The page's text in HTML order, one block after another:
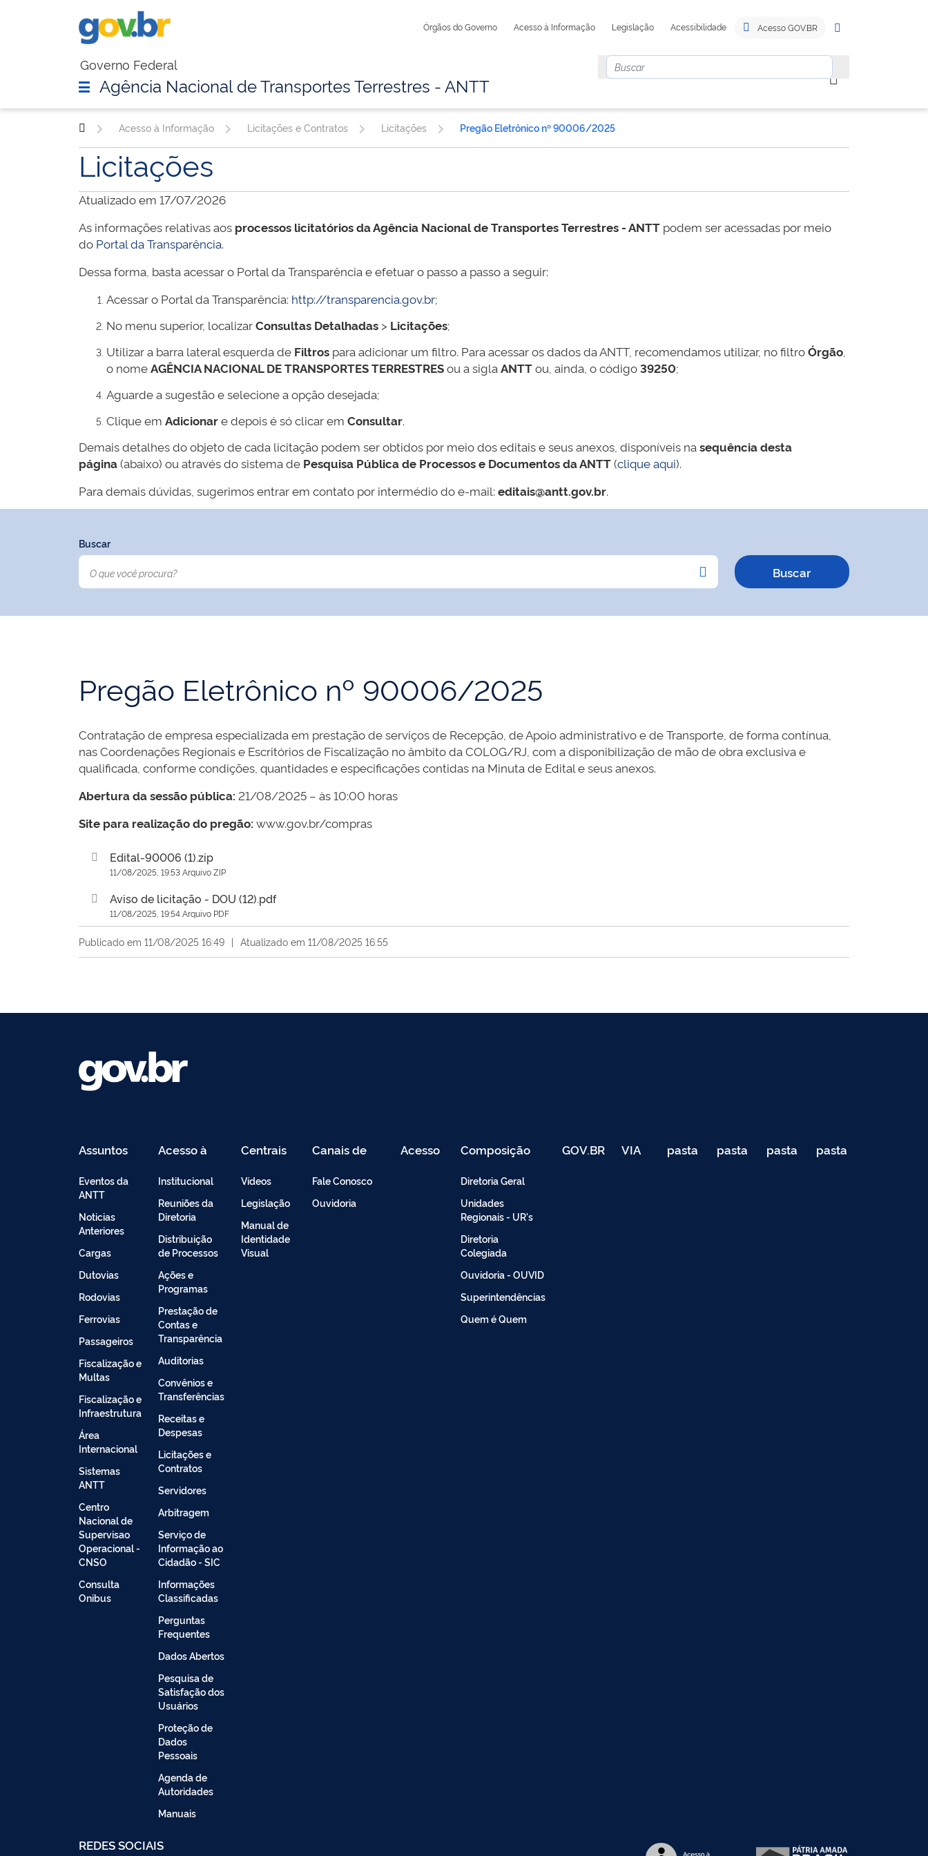
Órgãos do Governo Acesso à Informação Legislação Acessibilidade Acesso GOV.BR
Governo Federal
Agência Nacional de Transportes Terrestres - ANTT
Acesso à Informação Licitações e Contratos Licitações Pregão Eletrônico nº 90006/2025
Licitações
Atualizado em 17/07/2026
As informações relativas aos processos licitatórios da Agência Nacional de Transportes Terrestres - ANTT podem ser acessadas por meio
do Portal da Transparência.
Dessa forma, basta acessar o Portal da Transparência e efetuar o passo a passo a seguir:
Acessar o Portal da Transparência: http://transparencia.gov.br;
No menu superior, localizarConsultas Detalhadas > Licitações;
Utilizar a barra lateral esquerda de Filtros para adicionar um filtro. Para acessar os dados da ANTT, recomendamos utilizar, no filtroÓrgão
o nomeAGÊNCIA NACIONAL DE TRANSPORTES TERRESTRESou a siglaANTTou, ainda, o código39250;
Aguarde a sugestão e selecione a opção desejada;
Clique em Adicionare depois é só clicar em Consultar.
Demais detalhes do objeto de cada licitação podem ser obtidos por meio dos editais e seus anexos, disponíveis nasequência desta
página(abaixo) ou através do sistema de Pesquisa Pública de Processos e Documentos da ANTT(clique aqui).
Para demais dúvidas, sugerimos entrar em contato por intermédio do e-mail: editais@antt.gov.br.
Buscar
Pregão Eletrônico nº 90006/2025
Contratação de empresa especializada em prestação de serviços de Recepção, de Apoio administrativo e de Transporte, de forma contínua,
nas Coordenações Regionais e Escritórios de Fiscalização no âmbito da COLOG/RJ, com a disponibilização de mão de obra exclusiva e
qualificada, conforme condições, quantidades e especificações contidas na Minuta de Edital e seus anexos.
Abertura da sessão pública: 21/08/2025 – às 10:00 horas
Site para realização do pregão: www.gov.br/compras
Edital-90006 (1).zip
11/08/2025, 19:53 Arquivo ZIP
Aviso de licitação - DOU (12).pdf
11/08/2025, 19:54 Arquivo PDF
Publicado em 11/08/2025 16:49 | Atualizado em 11/08/2025 16:55
Assuntos
Eventos da
ANTT
Noticias
Anteriores
Cargas
Dutovias
Rodovias
Ferrovias
Passageiros
Fiscalização e
Multas
Fiscalização e
Infraestrutura
Área
Internacional
Sistemas
ANTT
Centro
Nacional de
Supervisao
Operacional -
CNSO
Consulta
Onibus
Acesso à
Institucional
Reuniões da
Diretoria
Distribuição
de Processos
Ações e
Programas
Prestação de
Contas e
Transparência
Auditorias
Convênios e
Transferências
Receitas e
Despesas
Licitações e
Contratos
Servidores
Arbitragem
Serviço de
Informação ao
Cidadão - SIC
Informações
Classificadas
Perguntas
Frequentes
Dados Abertos
Pesquisa de
Satisfação dos
Usuários
Proteção de
Dados
Pessoais
Agenda de
Autoridades
Manuais
Centrais
Vídeos
Legislação
Manual de
Identidade
Visual
Canais de
Fale Conosco
Ouvidoria
Acesso Composição
Diretoria Geral
Unidades
Regionais - UR's
Diretoria
Colegiada
Ouvidoria - OUVID
Superintendências
Quem é Quem
GOV.BR VIA pasta
de
pasta
de
pasta
de
pasta
de
REDES SOCIAIS